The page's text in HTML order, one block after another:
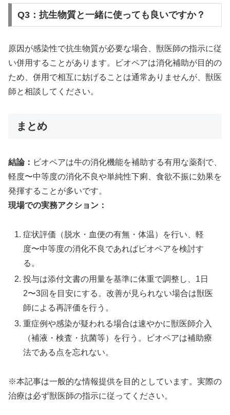
Q3：抗生物質と一緒に使っても良いですか？
原因が感染性で抗生物質が必要な場合、獣医師の指示に従
い併用することがあります。ビオペアは消化補助が目的の
ため、併用で相互に妨げることは通常ありませんが、獣医
師と相談してください。
まとめ
結論： ビオペアは牛の消化機能を補助する有用な薬剤で、
軽度〜中等度の消化不良や単純性下痢、食欲不振に効果を
発揮することが多いです。
現場での実務アクション：
症状評価（脱水・血便の有無・体温）を行い、軽
度〜中等度の消化不良であればビオペアを検討す
る。
投与は添付文書の用量を基準に体重で調整し、1日
2〜3回を目安にする。改善が見られない場合は獣医
師による再評価を行う。
重症例や感染が疑われる場合は速やかに獣医師介入
（補液・検査・抗菌等）を行う。ビオペアは補助療
法である点を忘れない。
※本記事は一般的な情報提供を目的としています。実際の
治療は必ず獣医師の指示に従ってください。